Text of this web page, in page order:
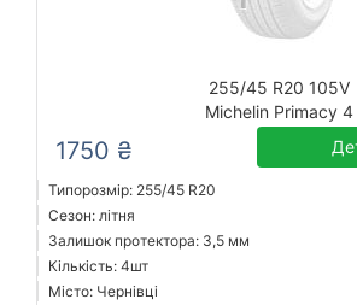
255/45 R20 105V
Michelin Primacy 4
1750 ₴
Типорозмір: 255/45 R20
Сезон: літня
Залишок протектора: 3,5 мм
Кількість: 4шт
Місто: Чернівці